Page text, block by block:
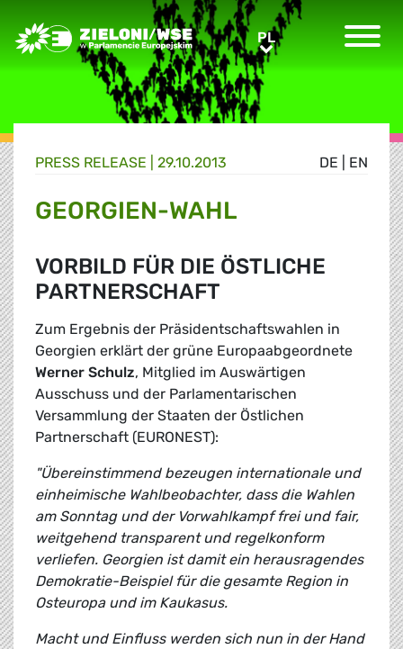
Greens/EFA Home PLPL
DE EN
PRESS RELEASE | 29.10.2013
GEORGIEN-WAHL
VORBILD FÜR DIE ÖSTLICHE
PARTNERSCHAFT
Zum Ergebnis der Präsidentschaftswahlen in
Georgien erklärt der grüne Europaabgeordnete
Werner Schulz, Mitglied im Auswärtigen
Ausschuss und der Parlamentarischen
Versammlung der Staaten der Östlichen
Partnerschaft (EURONEST):
"Übereinstimmend bezeugen internationale und
einheimische Wahlbeobachter, dass die Wahlen
am Sonntag und der Vorwahlkampf frei und fair,
weitgehend transparent und regelkonform
verliefen. Georgien ist damit ein herausragendes
Demokratie-Beispiel für die gesamte Region in
Osteuropa und im Kaukasus.
Macht und Einfluss werden sich nun in der Hand